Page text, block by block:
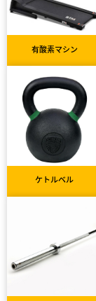
有酸素マシン
ケトルベル